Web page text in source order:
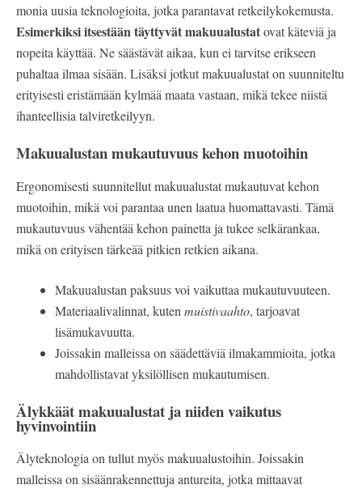
monia uusia teknologioita, jotka parantavat retkeilykokemusta.
Esimerkiksi itsestään täyttyvät makuualustatovat käteviä ja
nopeita käyttää. Ne säästävät aikaa, kun ei tarvitse erikseen
puhaltaa ilmaa sisään. Lisäksi jotkut makuualustat on suunniteltu
erityisesti eristämään kylmää maata vastaan, mikä tekee niistä
ihanteellisia talviretkeilyyn.
Makuualustan mukautuvuus kehon muotoihin
Ergonomisesti suunnitellut makuualustat mukautuvat kehon
muotoihin, mikä voi parantaa unen laatua huomattavasti. Tämä
mukautuvuus vähentää kehon painetta ja tukee selkärankaa,
mikä on erityisen tärkeää pitkien retkien aikana.
Makuualustan paksuus voi vaikuttaa mukautuvuuteen.
Materiaalivalinnat, kuten muistivaahto, tarjoavat
lisämukavuutta.
Joissakin malleissa on säädettäviä ilmakammioita, jotka
mahdollistavat yksilöllisen mukautumisen.
Älykkäät makuualustat ja niiden vaikutus
hyvinvointiin
Älyteknologia on tullut myös makuualustoihin. Joissakin
malleissa on sisäänrakennettuja antureita, jotka mittaavat